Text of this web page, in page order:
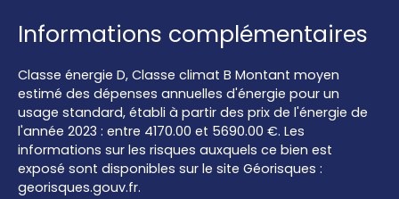
Informations complémentaires
Classe énergie D, Classe climat B Montant moyen
estimé des dépenses annuelles d'énergie pour un
usage standard, établi à partir des prix de l'énergie de
l'année 2023 : entre 4170.00 et 5690.00 €. Les
informations sur les risques auxquels ce bien est
exposé sont disponibles sur le site Géorisques :
georisques.gouv.fr.